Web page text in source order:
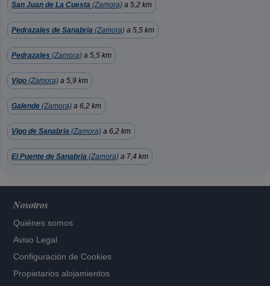
San Juan de La Cuesta (Zamora) a 5,2 km
Pedrazales de Sanabria (Zamora) a 5,5 km
Pedrazales (Zamora) a 5,5 km
Vigo (Zamora) a 5,9 km
Galende (Zamora) a 6,2 km
Vigo de Sanabria (Zamora) a 6,2 km
El Puente de Sanabria (Zamora) a 7,4 km
Nosotros
Quiénes somos
Aviso Legal
Configuración de Cookies
Propietarios alojamientos